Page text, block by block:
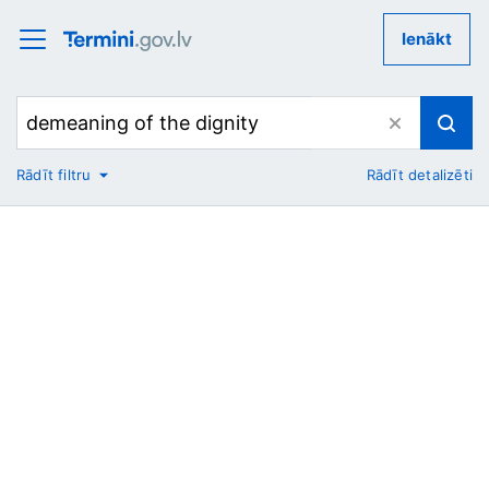
Ienākt
No
Rādīt filtru Rādīt detalizēti